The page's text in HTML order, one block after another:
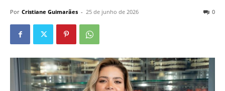
Por Cristiane Guimarães - 25 de junho de 2026 0